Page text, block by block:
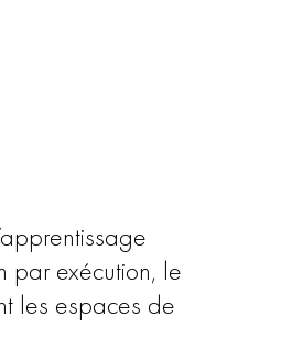
par exécution, le
les espaces de